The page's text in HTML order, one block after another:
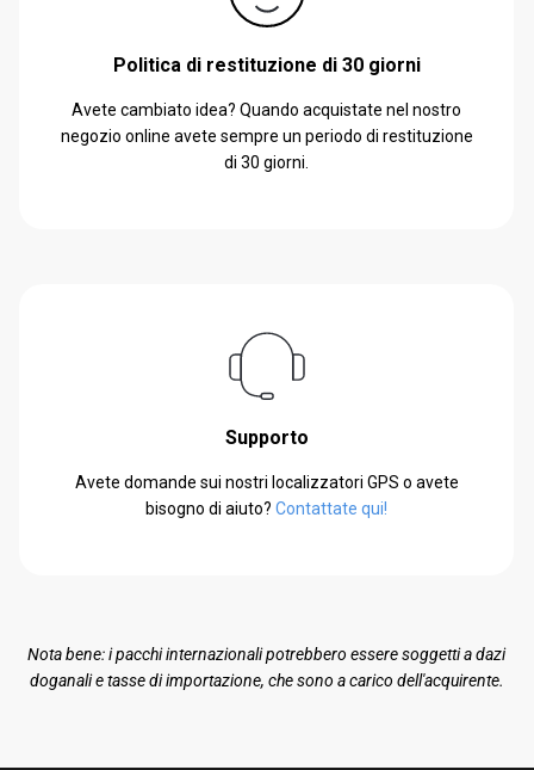
Politica di restituzione di 30 giorni
Avete cambiato idea? Quando acquistate nel nostro
negozio online avete sempre un periodo di restituzione
di 30 giorni.
Supporto
Avete domande sui nostri localizzatori GPS o avete
bisogno di aiuto? Contattate qui!
Nota bene: i pacchi internazionali potrebbero essere soggetti a dazi
doganali e tasse di importazione, che sono a carico dell'acquirente.